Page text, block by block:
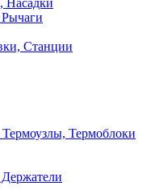
Насадки
Станции
Термоблоки